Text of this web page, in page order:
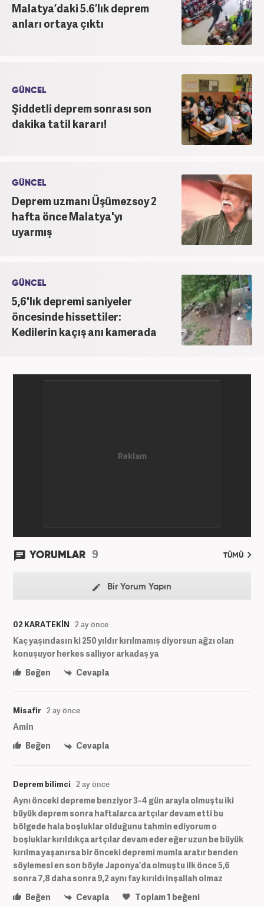
Malatya’daki 5.6’lık deprem
anları ortaya çıktı
GÜNCEL
Şiddetli deprem sonrası son
dakika tatil kararı!
GÜNCEL
Deprem uzmanı Üşümezsoy 2
hafta önce Malatya'yı
uyarmış
GÜNCEL
5,6'lık depremi saniyeler
öncesinde hissettiler:
Kedilerin kaçış anı kamerada
YORUMLAR 9 TÜMÜ
Bir Yorum Yapın
02 KARATEKİN 2 ay önce
Kaç yaşındasın ki 250 yıldır kırılmamış diyorsun ağzı olan
konuşuyor herkes sallıyor arkadaş ya
Beğen
Cevapla
Misafir 2 ay önce
Amin
Beğen
Cevapla
Deprem bilimci 2 ay önce
Aynı önceki depreme benziyor 3-4 gün arayla olmuştu iki
büyük deprem sonra haftalarca artçılar devam etti bu
bölgede hala boşluklar olduğunu tahmin ediyorum o
boşluklar kırıldıkça artçılar devam eder eğer uzun be büyük
kırılma yaşanırsa bir önceki depremi mumla aratır benden
söylemesi en son böyle Japonya’da olmuştu ilk önce 5,6
sonra 7,8 daha sonra 9,2 aynı fay kırıldı inşallah olmaz
Beğen
Cevapla Toplam1 beğeni